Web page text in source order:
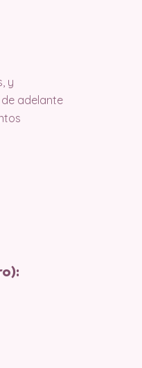
y
adelante